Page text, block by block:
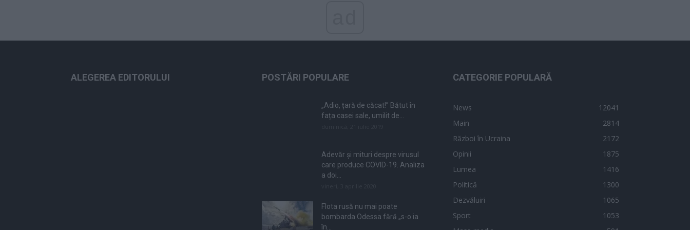
ALEGEREA EDITORULUI POSTĂRI POPULARE
„Adio, țară de căcat!” Bătut în
fața casei sale, umilit de...
Adevăr și mituri despre virusul
care produce COVID-19. Analiza
a doi...
Flota rusă nu mai poate
bombarda Odessa fără „s-o ia
în...
CATEGORIE POPULARĂ
News
12041
Main
2814
Război în Ucraina
2172
Opinii
1875
Lumea
1416
Politică
1300
Dezvăluiri
1065
Sport
1053